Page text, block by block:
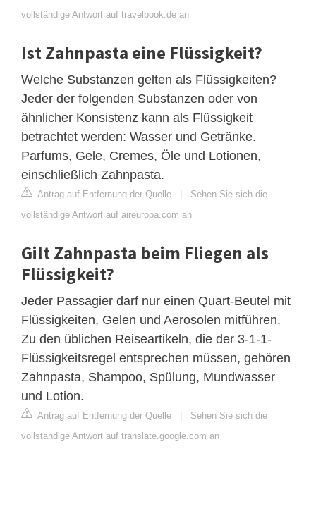
vollständige Antwort auf travelbook.de an
Ist Zahnpasta eine Flüssigkeit?
Welche Substanzen gelten als Flüssigkeiten?
Jeder der folgenden Substanzen oder von
ähnlicher Konsistenz kann als Flüssigkeit
betrachtet werden: Wasser und Getränke.
Parfums, Gele, Cremes, Öle und Lotionen,
einschließlich Zahnpasta.
Antrag auf Entfernung der Quelle | Sehen Sie sich die
vollständige Antwort auf aireuropa.com an
Gilt Zahnpasta beim Fliegen als
Flüssigkeit?
Jeder Passagier darf nur einen Quart-Beutel mit
Flüssigkeiten, Gelen und Aerosolen mitführen.
Zu den üblichen Reiseartikeln, die der 3-1-1-
Flüssigkeitsregel entsprechen müssen, gehören
Zahnpasta, Shampoo, Spülung, Mundwasser
und Lotion.
Antrag auf Entfernung der Quelle | Sehen Sie sich die
vollständige Antwort auf translate.google.com an